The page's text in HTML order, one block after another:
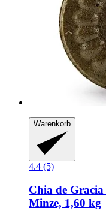
Warenkorb
4.4 (5)
Chia de Gracia
Minze, 1,60 kg